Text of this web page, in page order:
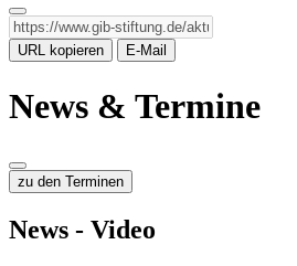
URL kopieren E-Mail
News & Termine
zu den Terminen
News - Video